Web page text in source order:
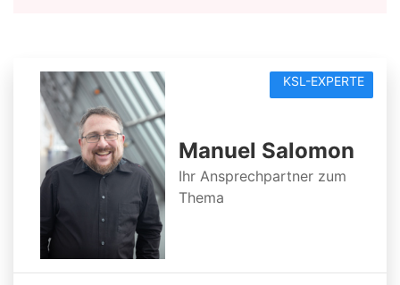
KSL-EXPERTE
Manuel Salomon
Ihr Ansprechpartner zum
Thema